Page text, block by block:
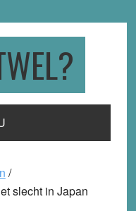
/
slecht in Japan